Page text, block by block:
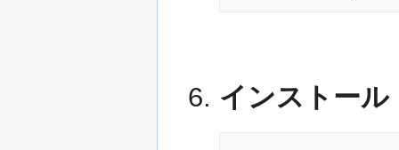
インストール